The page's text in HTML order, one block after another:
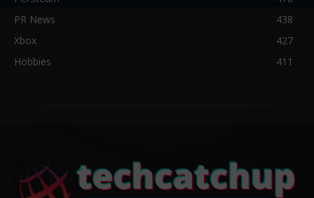
PR News
438
Xbox
427
Hobbies
411